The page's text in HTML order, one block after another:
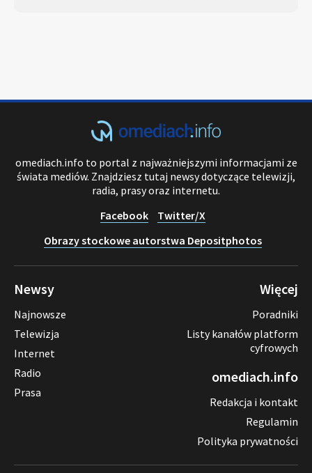
omediach.info to portal z najważniejszymi informacjami ze
świata mediów. Znajdziesz tutaj newsy dotyczące telewizji,
radia, prasy oraz internetu.
Facebook
Twitter/X
Obrazy stockowe autorstwa Depositphotos
Newsy
Najnowsze
Telewizja
Internet
Radio
Prasa
Więcej
Poradniki
Listy kanałów platform
cyfrowych
omediach.info
Redakcja i kontakt
Regulamin
Polityka prywatności